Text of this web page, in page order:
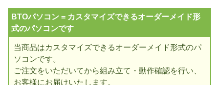
BTOパソコン = カスタマイズできるオーダーメイド形
式のパソコンです
当商品はカスタマイズできるオーダーメイド形式のパ
ソコンです。
ご注文をいただいてから組み立て・動作確認を行い、
お客様にお届けいたします。